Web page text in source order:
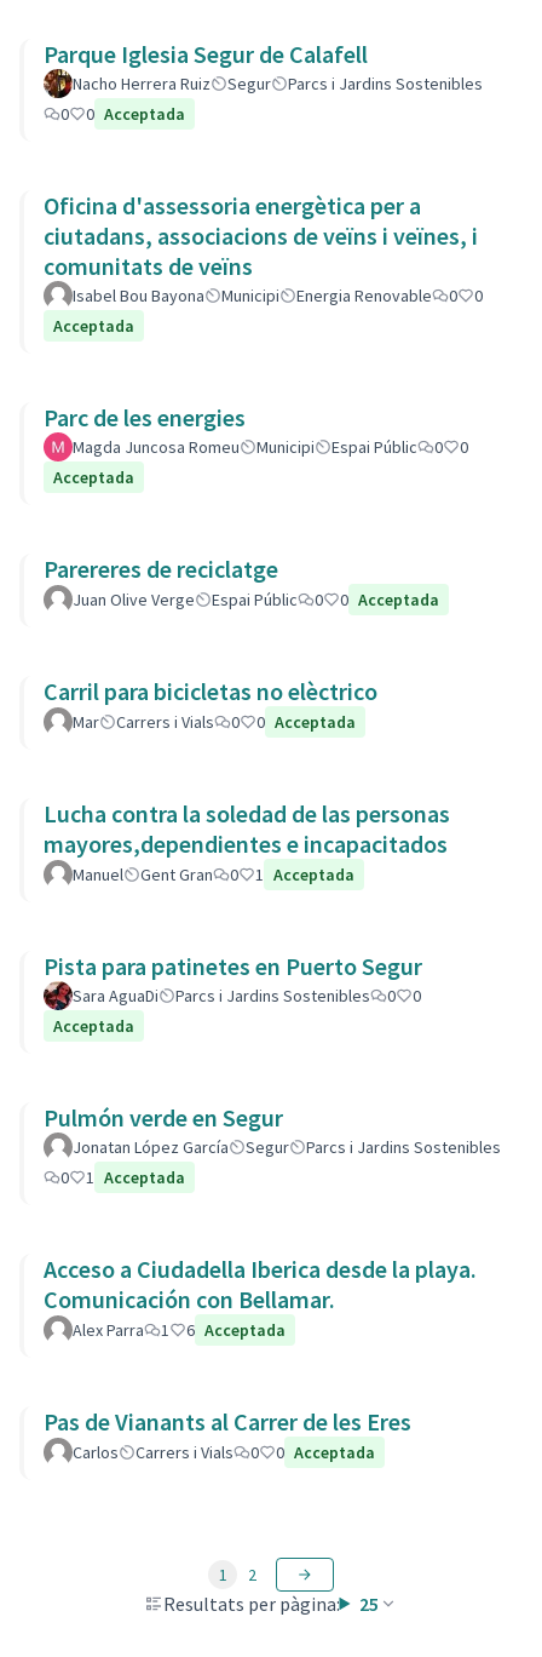
Parque Iglesia Segur de Calafell
Nacho Herrera Ruiz Segur
Parcs i Jardins Sostenibles
0
0 Acceptada
Oficina d'assessoria energètica per a
ciutadans, associacions de veïns i veïnes, i
comunitats de veïns
Isabel Bou Bayona Municipi Energia Renovable 0
0
Acceptada
Parc de les energies
Magda Juncosa Romeu Municipi Espai Públic 0
0
Acceptada
Parereres de reciclatge
Juan Olive Verge Espai Públic 0 0 Acceptada
Carril para bicicletas no elèctrico
Mar Carrers i Vials 0 0 Acceptada
Lucha contra la soledad de las personas
mayores,dependientes e incapacitados
Manuel Gent Gran 0 1 Acceptada
Pista para patinetes en Puerto Segur
Sara AguaDi Parcs i Jardins Sostenibles 0
0
Acceptada
Pulmón verde en Segur
Jonatan López García Segur
Parcs i Jardins Sostenibles
0
1 Acceptada
Acceso a Ciudadella Iberica desde la playa.
Comunicación con Bellamar.
Alex Parra 1 6 Acceptada
Pas de Vianants al Carrer de les Eres
Carlos Carrers i Vials 0 0 Acceptada
Resultats per pàgina: 25
1 2